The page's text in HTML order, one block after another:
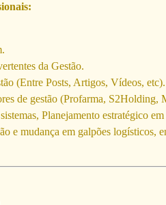
da Gestão.
(Entre Posts, Artigos, Vídeos, etc).
de gestão (Profarma,
Planejamento estratégico
e mudança em galpões logísticos,